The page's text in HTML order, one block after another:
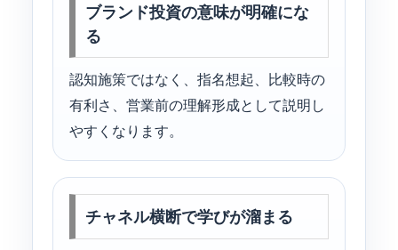
ブランド投資の意味が明確にな
る
認知施策ではなく、指名想起、比較時の
有利さ、営業前の理解形成として説明し
やすくなります。
チャネル横断で学びが溜まる